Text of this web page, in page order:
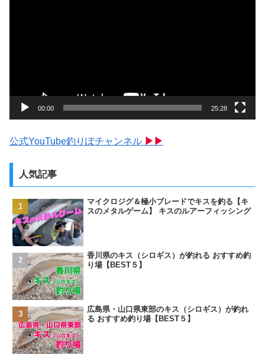
00:00 25:28
公式YouTube釣りぽチャンネル ▶▶
人気記事
マイクロジグ＆極小ブレードでキスを釣る【キ
スのメタルゲーム】 キスのルアーフィッシング
香川県のキス（シロギス）が釣れる おすすめ釣
り場【BEST５】
広島県・山口県東部のキス（シロギス）が釣れ
る おすすめ釣り場【BEST５】